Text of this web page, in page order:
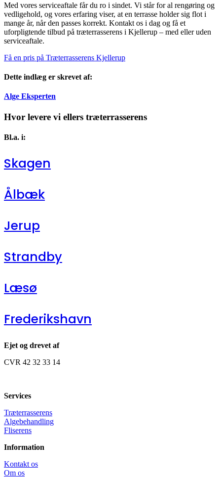
Med vores serviceaftale får du ro i sindet. Vi står for al rengøring og
vedligehold, og vores erfaring viser, at en terrasse holder sig flot i
mange år, når den passes korrekt. Kontakt os i dag og få et
uforpligtende tilbud på træterrasserens i Kjellerup – med eller uden
serviceaftale.
Få en pris på Træterrasserens Kjellerup
Dette indlæg er skrevet af:
Alge Eksperten
Hvor levere vi ellers træterrasserens
Bl.a. i:
Skagen
Ålbæk
Jerup
Strandby
Læsø
Frederikshavn
Ejet og drevet af
CVR 42 32 33 14
Services
Træterrasserens
Algebehandling
Fliserens
Information
Kontakt os
Om os